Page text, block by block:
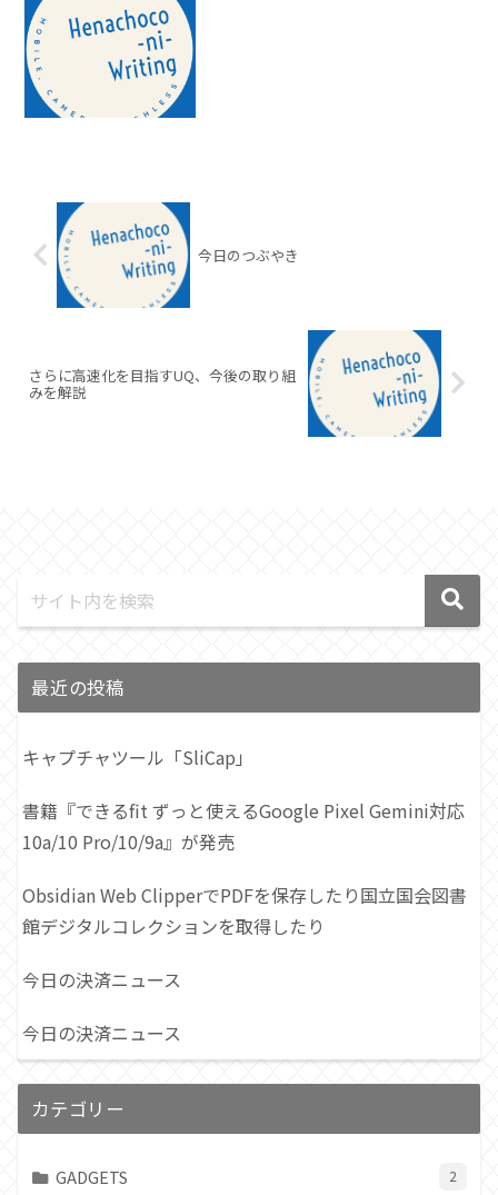
今日のつぶやき
さらに高速化を目指すUQ、今後の取り組
みを解説
最近の投稿
キャプチャツール「SliCap」
書籍『できるfit ずっと使えるGoogle Pixel Gemini対応
10a/10 Pro/10/9a』が発売
Obsidian Web ClipperでPDFを保存したり国立国会図書
館デジタルコレクションを取得したり
今日の決済ニュース
今日の決済ニュース
カテゴリー
GADGETS 2